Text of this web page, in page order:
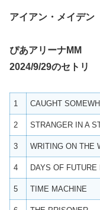
アイアン・メイデン
ぴあアリーナMM
2024/9/29のセトリ
1 CAUGHT
2 STRANGER IN A
3 WRITING ON THE
4 DAYS OF FUTURE
5 TIME MACHINE